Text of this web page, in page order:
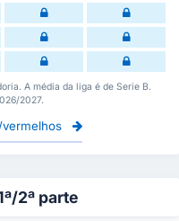
A média da liga é de Serie B.
2027.
vermelhos
2ª parte